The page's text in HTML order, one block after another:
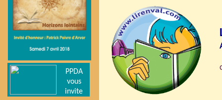
PPDA
vous
invite